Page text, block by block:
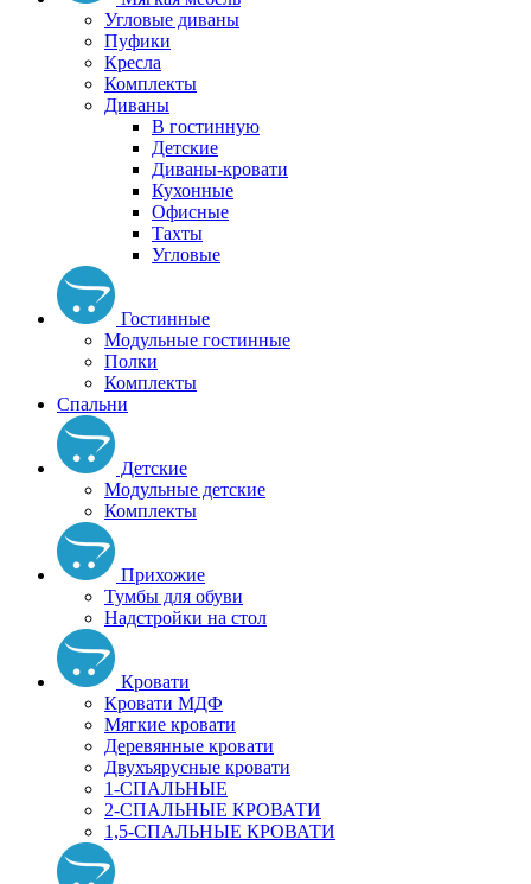
Угловые диваны
Пуфики
Кресла
Комплекты
Диваны
В гостинную
Детские
Диваны-кровати
Кухонные
Офисные
Тахты
Угловые
Гостинные
Модульные гостинные
Полки
Комплекты
Спальни
Детские
Модульные детские
Комплекты
Прихожие
Тумбы для обуви
Надстройки на стол
Кровати
Кровати МДФ
Мягкие кровати
Деревянные кровати
Двухъярусные кровати
1-СПАЛЬНЫЕ
2-СПАЛЬНЫЕ КРОВАТИ
1,5-СПАЛЬНЫЕ КРОВАТИ